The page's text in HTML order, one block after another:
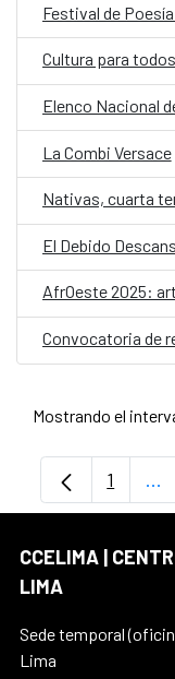
Festival de
Elenco Nacional
La Combi Versace
Nativas, cuarta
El Debido
AfrOeste 2025:
Mostrando el
Página
1 ...
CCELIMA |
LIMA
Sede temporal
Lima